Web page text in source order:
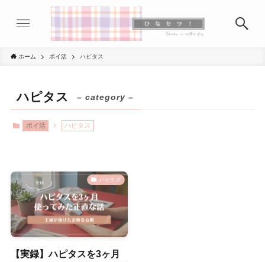
ホーム ポイ活 ハピタス
ハピタス – category –
ポイ活 ハピタス
ハピタス
【実録】ハピタスを3ヶ月